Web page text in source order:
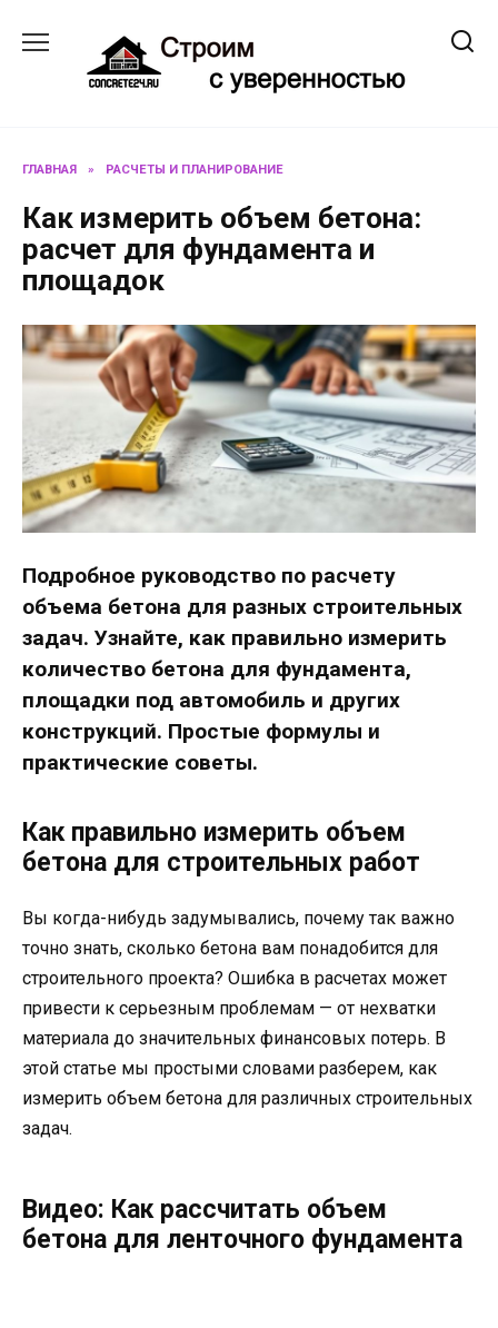
содержанию
ГЛАВНАЯ » РАСЧЕТЫ И ПЛАНИРОВАНИЕ
Как измерить объем бетона:
расчет для фундамента и
площадок
Подробное руководство по расчету
объема бетона для разных строительных
задач. Узнайте, как правильно измерить
количество бетона для фундамента,
площадки под автомобиль и других
конструкций. Простые формулы и
практические советы.
Как правильно измерить объем
бетона для строительных работ
Вы когда-нибудь задумывались, почему так важно
точно знать, сколько бетона вам понадобится для
строительного проекта? Ошибка в расчетах может
привести к серьезным проблемам — от нехватки
материала до значительных финансовых потерь. В
этой статье мы простыми словами разберем, как
измерить объем бетона для различных строительных
задач.
Видео: Как рассчитать объем
бетона для ленточного фундамента